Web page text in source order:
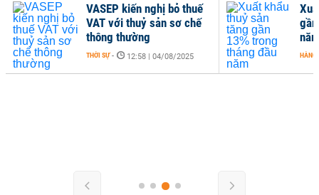
HÀNG
VASEP kiến nghị bỏ thuế
VAT với thuỷ sản sơ chế
thông thường
THỜI SỰ - 12:58 | 04/08/2025